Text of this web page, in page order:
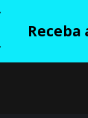
Receba